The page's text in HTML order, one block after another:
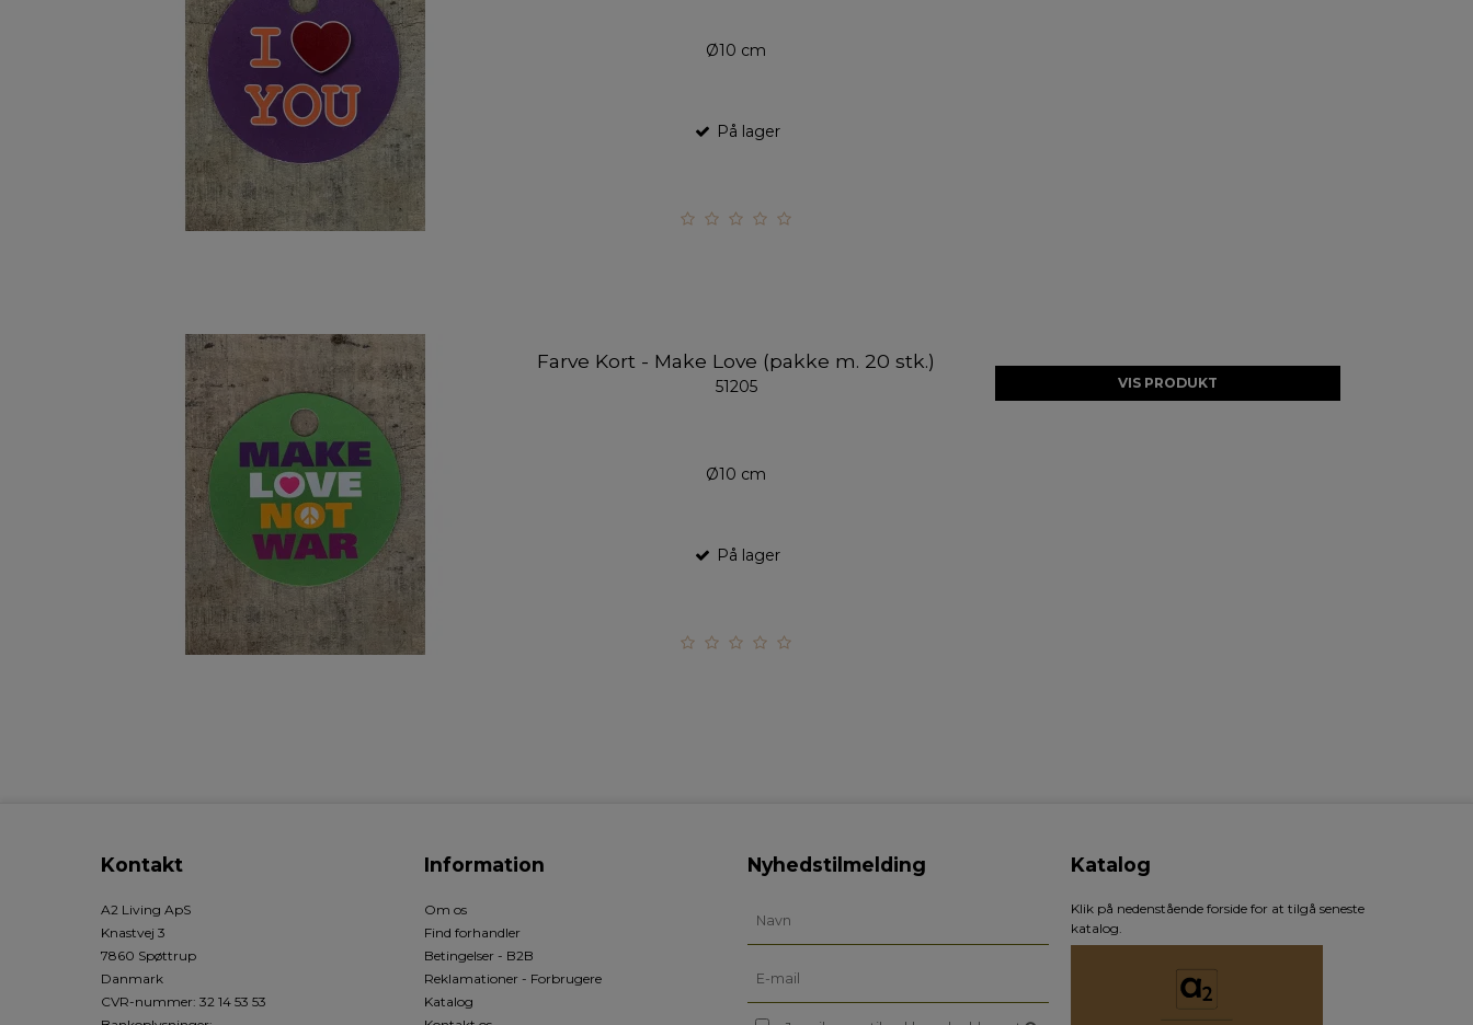
Ø10 cm
På lager
Farve Kort - Make Love (pakke m. 20 stk.)
51205
Ø10 cm
På lager
VIS PRODUKT
Kontakt
A2 Living ApS
Knastvej 3
7860 Spøttrup
Danmark
CVR-nummer: 32 14 53 53
Information
Om os
Find forhandler
Betingelser - B2B
Reklamationer - Forbrugere
Katalog
Nyhedstilmelding Katalog
Klik på nedenstående forside for at tilgå seneste
katalog.